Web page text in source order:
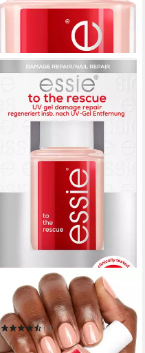
Nagelhärter TO BE RESCUE
NAIL REPAIR
(3)
11,99 €